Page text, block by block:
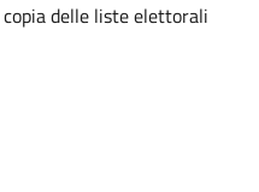
delle liste elettorali